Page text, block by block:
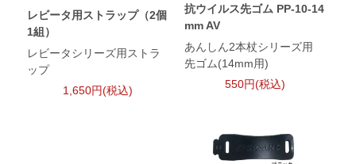
レビータ用ストラップ（2個
1組）
レビータシリーズ用ストラ
ップ
1,650円(税込)
抗ウイルス先ゴム PP-10-14
mm AV
あんしん2本杖シリーズ用
先ゴム(14mm用)
550円(税込)